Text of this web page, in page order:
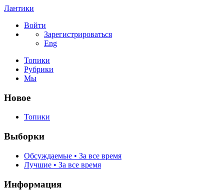
Лантики
Войти
Зарегистрироваться
Eng
Топики
Рубрики
Мы
Новое
Топики
Выборки
Обсуждаемые • За все время
Лучшие • За все время
Информация